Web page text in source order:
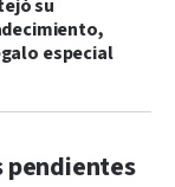
su
especial
pendientes